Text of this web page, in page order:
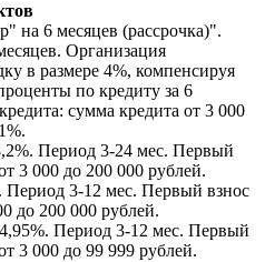
на 6 месяцев (рассрочка)".
Организация
в размере 4%, компенсируя
по кредиту за 6
сумма кредита от 3 000
Период 3-24 мес. Первый
3 000 до 200 000 рублей.
Период 3-12 мес. Первый взнос
до 200 000 рублей.
Период 3-12 мес. Первый
3 000 до 99 999 рублей.